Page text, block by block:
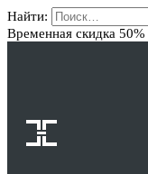
Найти:
Временная скидка 50%